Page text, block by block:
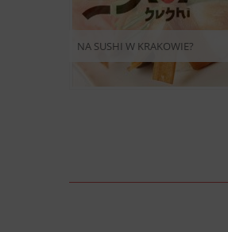
NA SUSHI W KRAKOWIE?